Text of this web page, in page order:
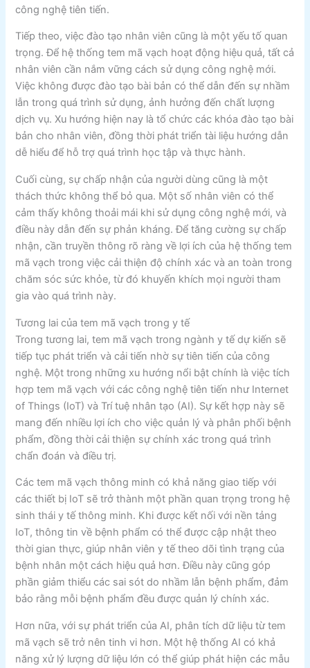
công nghệ tiên tiến.
Tiếp theo, việc đào tạo nhân viên cũng là một yếu tố quan
trọng. Để hệ thống tem mã vạch hoạt động hiệu quả, tất cả
nhân viên cần nắm vững cách sử dụng công nghệ mới.
Việc không được đào tạo bài bản có thể dẫn đến sự nhầm
lẫn trong quá trình sử dụng, ảnh hưởng đến chất lượng
dịch vụ. Xu hướng hiện nay là tổ chức các khóa đào tạo bài
bản cho nhân viên, đồng thời phát triển tài liệu hướng dẫn
dễ hiểu để hỗ trợ quá trình học tập và thực hành.
Cuối cùng, sự chấp nhận của người dùng cũng là một
thách thức không thể bỏ qua. Một số nhân viên có thể
cảm thấy không thoải mái khi sử dụng công nghệ mới, và
điều này dẫn đến sự phản kháng. Để tăng cường sự chấp
nhận, cần truyền thông rõ ràng về lợi ích của hệ thống tem
mã vạch trong việc cải thiện độ chính xác và an toàn trong
chăm sóc sức khỏe, từ đó khuyến khích mọi người tham
gia vào quá trình này.
Tương lai của tem mã vạch trong y tế
Trong tương lai, tem mã vạch trong ngành y tế dự kiến sẽ
tiếp tục phát triển và cải tiến nhờ sự tiên tiến của công
nghệ. Một trong những xu hướng nổi bật chính là việc tích
hợp tem mã vạch với các công nghệ tiên tiến như Internet
of Things (IoT) và Trí tuệ nhân tạo (AI). Sự kết hợp này sẽ
mang đến nhiều lợi ích cho việc quản lý và phân phối bệnh
phẩm, đồng thời cải thiện sự chính xác trong quá trình
chẩn đoán và điều trị.
Các tem mã vạch thông minh có khả năng giao tiếp với
các thiết bị IoT sẽ trở thành một phần quan trọng trong hệ
sinh thái y tế thông minh. Khi được kết nối với nền tảng
IoT, thông tin về bệnh phẩm có thể được cập nhật theo
thời gian thực, giúp nhân viên y tế theo dõi tình trạng của
bệnh nhân một cách hiệu quả hơn. Điều này cũng góp
phần giảm thiểu các sai sót do nhầm lẫn bệnh phẩm, đảm
bảo rằng mỗi bệnh phẩm đều được quản lý chính xác.
Hơn nữa, với sự phát triển của AI, phân tích dữ liệu từ tem
mã vạch sẽ trở nên tinh vi hơn. Một hệ thống AI có khả
năng xử lý lượng dữ liệu lớn có thể giúp phát hiện các mẫu